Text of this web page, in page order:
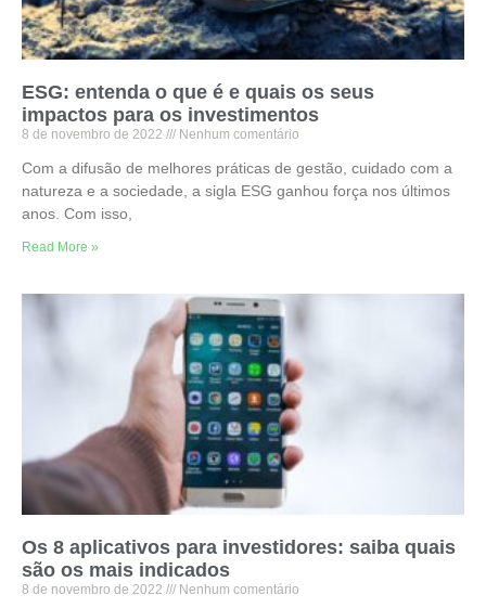
ESG: entenda o que é e quais os seus
impactos para os investimentos
8 de novembro de 2022 Nenhum comentário
Com a difusão de melhores práticas de gestão, cuidado com a
natureza e a sociedade, a sigla ESG ganhou força nos últimos
anos. Com isso,
Read More »
Os 8 aplicativos para investidores: saiba quais
são os mais indicados
8 de novembro de 2022 Nenhum comentário